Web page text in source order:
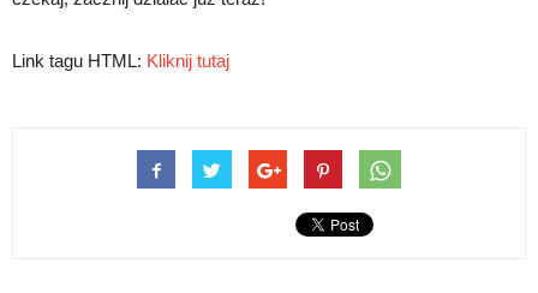
Link tagu HTML: Kliknij tutaj